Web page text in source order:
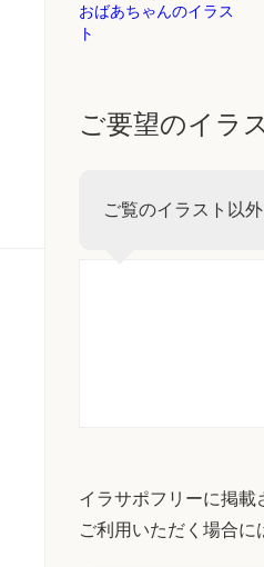
おばあちゃんのイラス
ト
ご要望のイラ
ご覧のイラスト以
イラサポフリーに掲
ご利用いただく場合に